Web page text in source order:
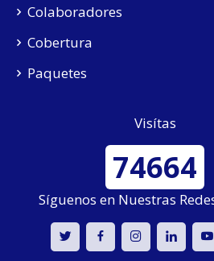
Colaboradores
Cobertura
Paquetes
Visítas
74664
Síguenos en Nuestras